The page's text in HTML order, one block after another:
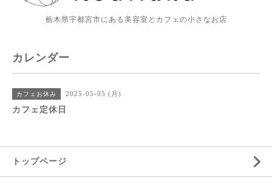
栃木県宇都宮市にある美容室とカフェの小さなお店
カレンダー
カフェお休み 2025-05-05 (月)
カフェ定休日
トップページ